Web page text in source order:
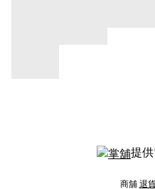
提
商舖 退